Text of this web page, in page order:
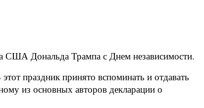
США Дональда Трампа с Днем независимости.
праздник принято вспоминать и отдавать
из основных авторов декларации о